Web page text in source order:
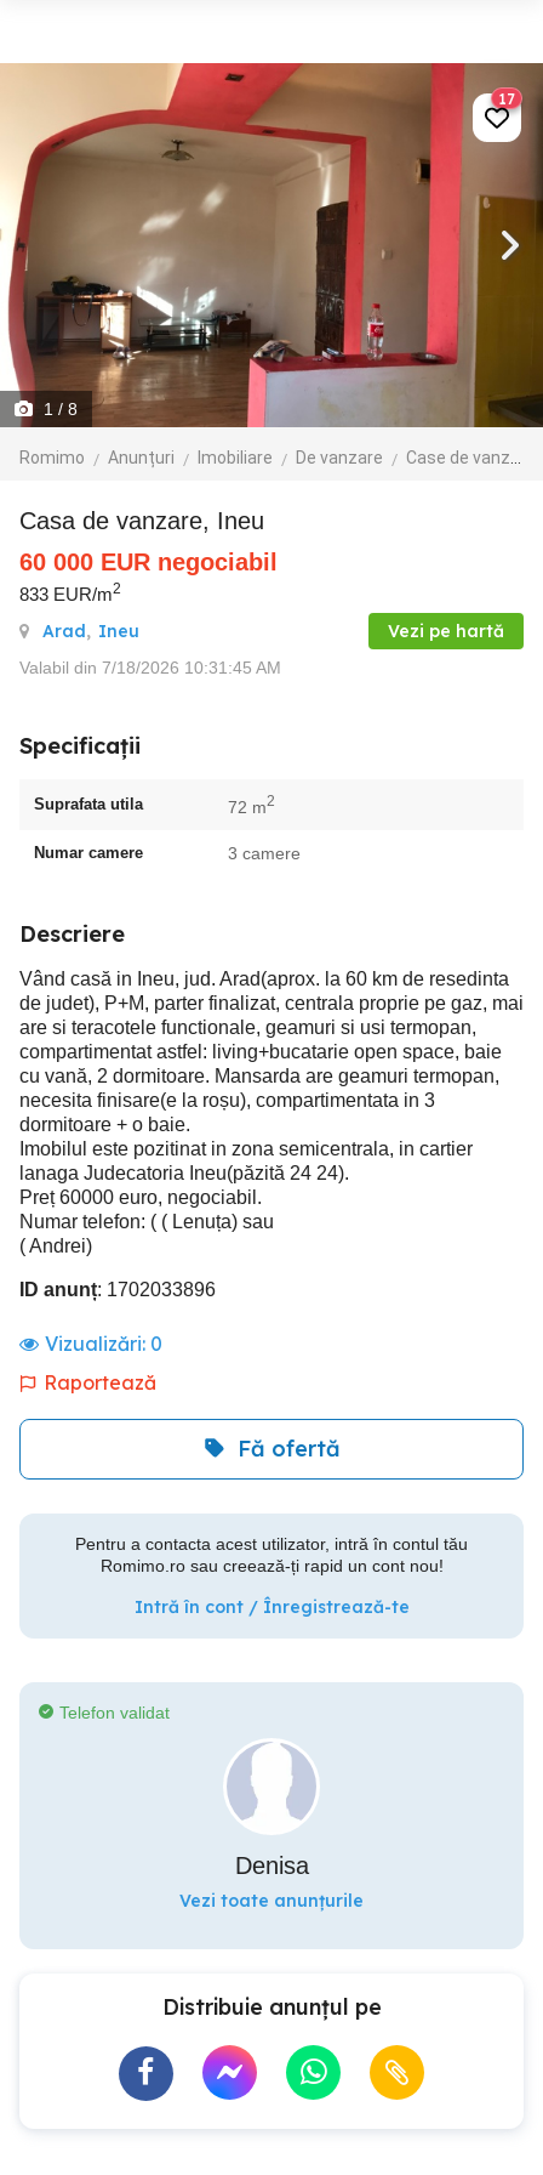
1 / 8
Romimo Anunțuri Imobiliare De vanzare Case de vanzare
17
Casa de vanzare, Ineu
60 000 EUR negociabil
833 EUR/m2
Arad, Ineu Vezi pe hartă
Valabil din 7/18/2026 10:31:45 AM
Specificații
Suprafata utila 72 m2
Numar camere 3 camere
Descriere
Vând casă in Ineu, jud. Arad(aprox. la 60 km de resedinta
de judet), P+M, parter finalizat, centrala proprie pe gaz, mai
are si teracotele functionale, geamuri si usi termopan,
compartimentat astfel: living+bucatarie open space, baie
cu vană, 2 dormitoare. Mansarda are geamuri termopan,
necesita finisare(e la roșu), compartimentata in 3
dormitoare + o baie.
Imobilul este pozitinat in zona semicentrala, in cartier
lanaga Judecatoria Ineu(păzită 24 24).
Preț 60000 euro, negociabil.
Numar telefon: ( ( Lenuța) sau
( Andrei)
ID anunț: 1702033896
Vizualizări: 0
Raportează
Fă ofertă
Pentru a contacta acest utilizator, intră în contul tău
Romimo.ro sau creează-ți rapid un cont nou!
Intră în cont / Înregistrează-te
Telefon validat
Denisa
Vezi toate anunțurile
Distribuie anunțul pe